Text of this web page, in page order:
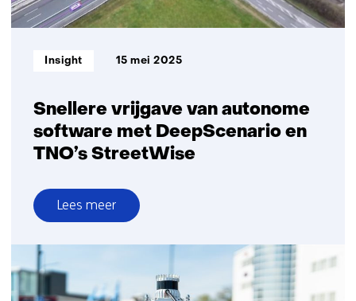
Snellere vrijgave van autonome
software met DeepScenario en
TNO’s StreetWise
Informatietype:
Insight 15 mei 2025
Lees meer
over
Snellere